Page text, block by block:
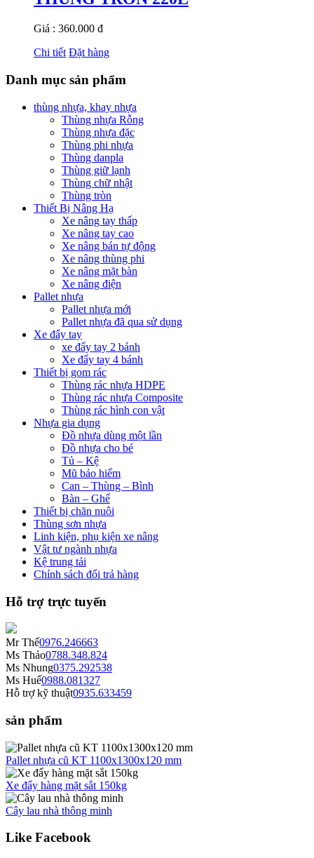
Giá : 360.000 đ
Chi tiết Đặt hàng
Danh mục sản phẩm
thùng nhựa, khay nhựa
Thùng nhựa Rỗng
Thùng nhựa đặc
Thùng phi nhựa
Thùng danpla
Thùng giữ lạnh
Thùng chữ nhật
Thùng tròn
Thiết Bị Nâng Hạ
Xe nâng tay thấp
Xe nâng tay cao
Xe nâng bán tự động
Xe nâng thùng phi
Xe nâng mặt bàn
Xe nâng điện
Pallet nhựa
Pallet nhựa mới
Pallet nhựa đã qua sử dụng
Xe đẩy tay
xe đẩy tay 2 bánh
Xe đẩy tay 4 bánh
Thiết bị gom rác
Thùng rác nhựa HDPE
Thùng rác nhựa Composite
Thùng rác hình con vật
Nhựa gia dụng
Đồ nhựa dùng một lần
Đồ nhựa cho bé
Tủ – Kệ
Mũ bảo hiểm
Can – Thùng – Bình
Bàn – Ghế
Thiết bị chăn nuôi
Thùng sơn nhựa
Linh kiện, phụ kiện xe nâng
Vật tư ngành nhựa
Kệ trung tải
Chính sách đổi trả hàng
Hỗ trợ trực tuyến
Mr Thế0976.246663
Ms Thảo0788.348.824
Ms Nhung0375.292538
Ms Huế0988.081327
Hỗ trợ kỹ thuật0935.633459
sản phẩm
Pallet nhựa cũ KT 1100x1300x120 mm
Xe đẩy hàng mặt sắt 150kg
Cây lau nhà thông minh
Like Facebook